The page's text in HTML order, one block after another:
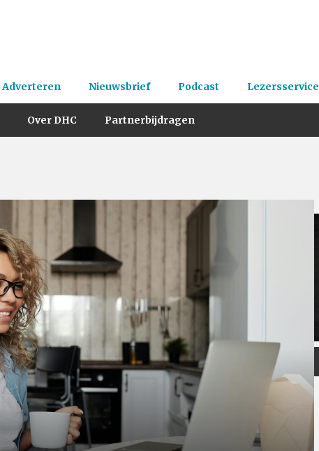
Adverteren Nieuwsbrief Podcast Lezersservice
Over DHC Partnerbijdragen